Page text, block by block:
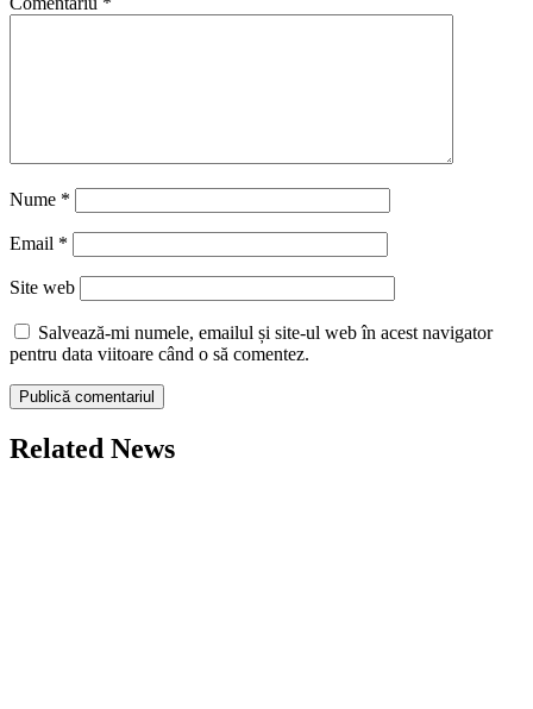
Nume *
Email *
Site web
Salvează-mi numele, emailul și site-ul web în acest navigator
pentru data viitoare când o să comentez.
Related News